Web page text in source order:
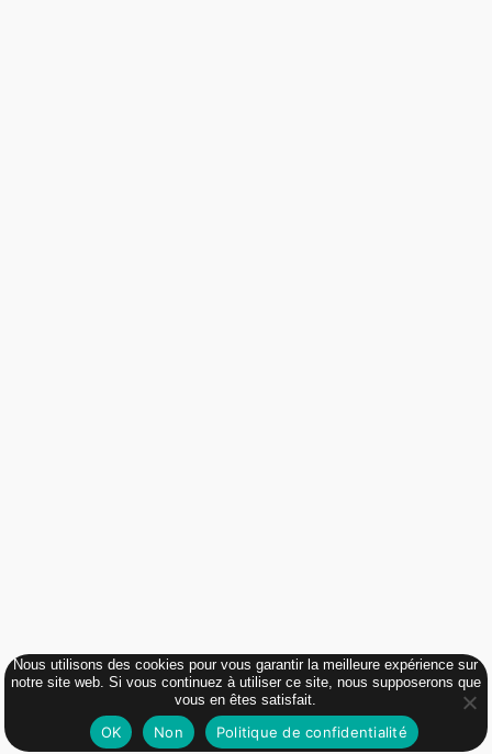
Nous utilisons des cookies pour vous garantir la meilleure expérience sur
notre site web. Si vous continuez à utiliser ce site, nous supposerons que
vous en êtes satisfait.
OK Non Politique de confidentialité